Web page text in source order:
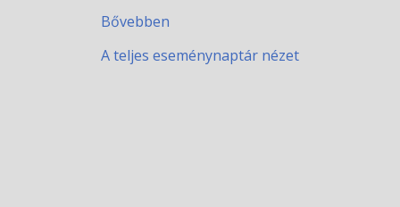
Bővebben
A teljes eseménynaptár nézet